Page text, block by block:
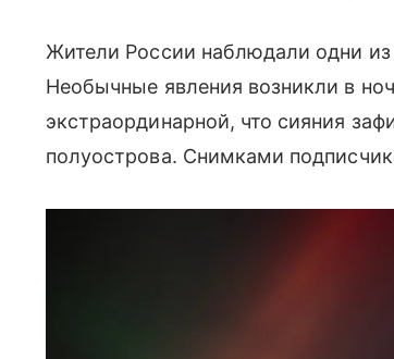
Жители России наблюдали одни
Необычные явления возникли в
экстраординарной, что сияния
полуострова. Снимками